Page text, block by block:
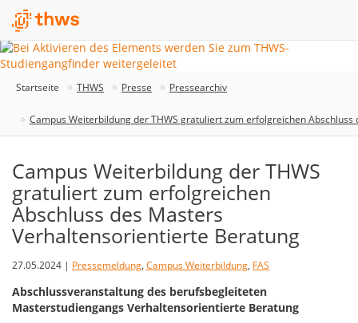
Startseite THWS Presse Pressearchiv
Campus Weiterbildung der THWS gratuliert zum erfolgreichen
Campus Weiterbildung der THWS
gratuliert zum erfolgreichen
Abschluss des Masters
Verhaltensorientierte Beratung
27.05.2024 | Pressemeldung, Campus Weiterbildung, FAS
Abschlussveranstaltung des berufsbegleiteten
Masterstudiengangs Verhaltensorientierte Beratung